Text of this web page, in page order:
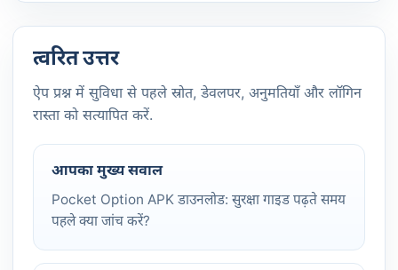
त्वरित उत्तर
ऐप प्रश्न में सुविधा से पहले स्रोत, डेवलपर, अनुमतियाँ और लॉगिन
रास्ता को सत्यापित करें.
आपका मुख्य सवाल
Pocket Option APK डाउनलोड: सुरक्षा गाइड पढ़ते समय
पहले क्या जांच करें?